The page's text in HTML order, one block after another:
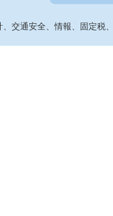
交通安全、情報、固定税